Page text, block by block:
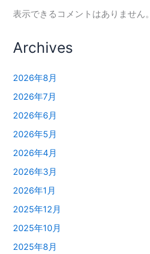
表示できるコメントはありません。
Archives
2026年8月
2026年7月
2026年6月
2026年5月
2026年4月
2026年3月
2026年1月
2025年12月
2025年10月
2025年8月